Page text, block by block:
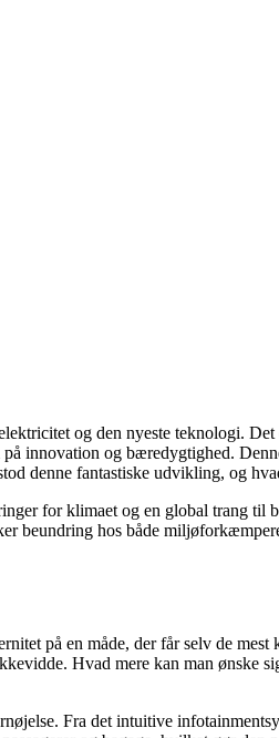
og den nyeste teknologi.
på innovation og bæredygtighed.
denne fantastiske udvikling, og
for klimaet og en global trang til
beundring hos både
på en måde, der får selv de
Hvad mere kan man ønske
Fra det intuitive